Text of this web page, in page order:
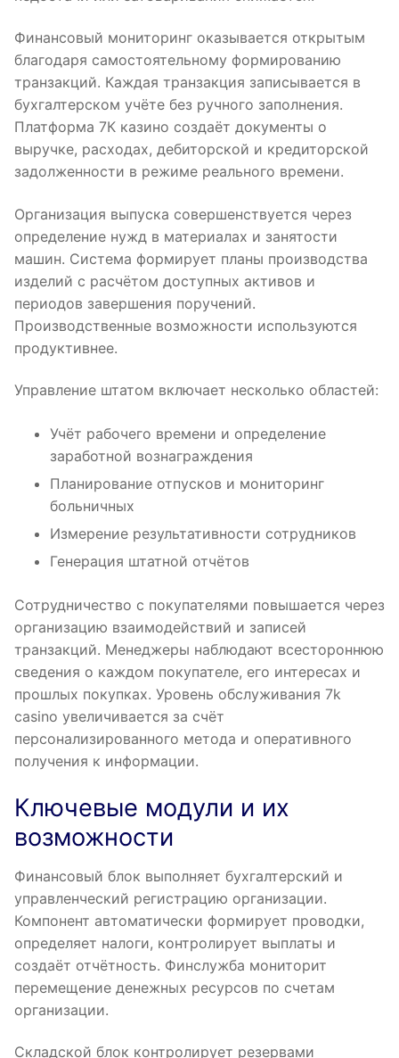
Финансовый мониторинг оказывается открытым
благодаря самостоятельному формированию
транзакций. Каждая транзакция записывается в
бухгалтерском учёте без ручного заполнения.
Платформа 7К казино создаёт документы о
выручке, расходах, дебиторской и кредиторской
задолженности в режиме реального времени.
Организация выпуска совершенствуется через
определение нужд в материалах и занятости
машин. Система формирует планы производства
изделий с расчётом доступных активов и
периодов завершения поручений.
Производственные возможности используются
продуктивнее.
Управление штатом включает несколько областей:
Учёт рабочего времени и определение
заработной вознаграждения
Планирование отпусков и мониторинг
больничных
Измерение результативности сотрудников
Генерация штатной отчётов
Сотрудничество с покупателями повышается через
организацию взаимодействий и записей
транзакций. Менеджеры наблюдают всестороннюю
сведения о каждом покупателе, его интересах и
прошлых покупках. Уровень обслуживания 7k
casino увеличивается за счёт
персонализированного метода и оперативного
получения к информации.
Ключевые модули и их
возможности
Финансовый блок выполняет бухгалтерский и
управленческий регистрацию организации.
Компонент автоматически формирует проводки,
определяет налоги, контролирует выплаты и
создаёт отчётность. Финслужба мониторит
перемещение денежных ресурсов по счетам
организации.
Складской блок контролирует резервами